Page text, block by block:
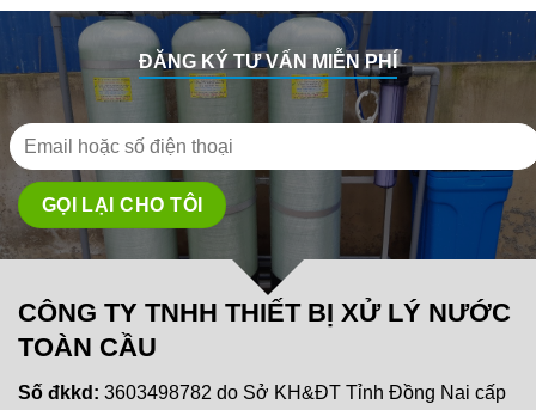
ĐĂNG KÝ TƯ VẤN MIỄN PHÍ
CÔNG TY TNHH THIẾT BỊ XỬ LÝ NƯỚC
TOÀN CẦU
Số đkkd: 3603498782 do Sở KH&ĐT Tỉnh Đồng Nai cấp